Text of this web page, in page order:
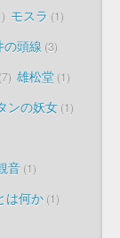
モスラ 1
の頭線 3
7 雄松堂 1
ンの妖女 1
音 1
は何か 1